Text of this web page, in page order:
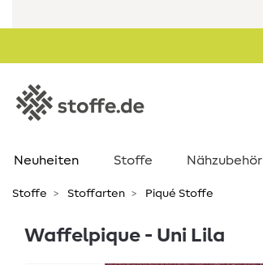
Neuheiten Stoffe Nähzubehör
Stoffe Stoffarten Piqué Stoffe
Waffelpique - Uni Lila